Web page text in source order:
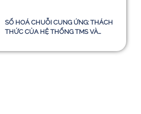
SỐ HOÁ CHUỖI CUNG ỨNG: THÁCH
THỨC CỦA HỆ THỐNG TMS VÀ
2030